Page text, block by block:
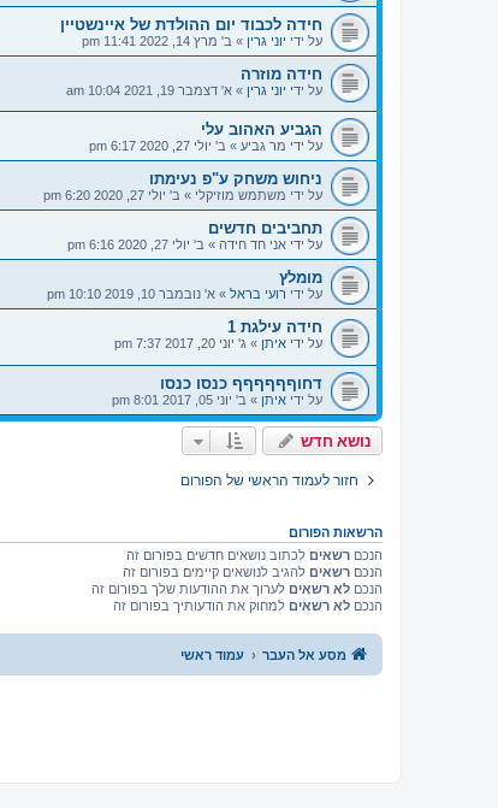
חידה לכבוד יום ההולדת של איינשטיין
על ידי יוני גרין » ב' מרץ 14, 2022 11:41 pm
חידה מוזרה
על ידי יוני גרין » א' דצמבר 19, 2021 10:04 am
הגביע האהוב עלי
על ידי מר גביע » ב' יולי 27, 2020 6:17 pm
ניחוש משחק ע"פ נעימתו
על ידי משתמש מוזיקלי » ב' יולי 27, 2020 6:20 pm
תחביבים חדשים
על ידי אני חד חידה » ב' יולי 27, 2020 6:16 pm
מומלץ
על ידי רועי בראל » א' נובמבר 10, 2019 10:10 pm
חידה עילגת 1
על ידי איתן » ג' יוני 20, 2017 7:37 pm
דחוףףףףףף כנסו כנסו
על ידי איתן » ב' יוני 05, 2017 8:01 pm
נושא חדש
חזור לעמוד הראשי של הפורום
הרשאות הפורום
הנכם רשאים לכתוב נושאים חדשים בפורום זה
הנכם רשאים להגיב לנושאים קיימים בפורום זה
הנכם לא רשאים לערוך את ההודעות שלך בפורום זה
הנכם לא רשאים למחוק את הודעותיך בפורום זה
מסע אל העבר עמוד ראשי